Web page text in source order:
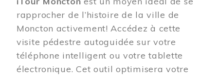
rapprocher de l’histoire de la ville de
Moncton activement! Accédez à cette
visite pédestre autoguidée sur votre
téléphone intelligent ou votre tablette
électronique. Cet outil optimisera votre